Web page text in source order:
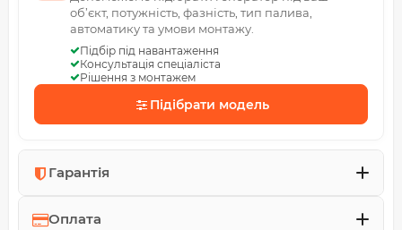
об’єкт, потужність, фазність, тип палива,
автоматику та умови монтажу.
Підбір під навантаження
Консультація спеціаліста
Рішення з монтажем
Підібрати модель
Гарантія
Оплата